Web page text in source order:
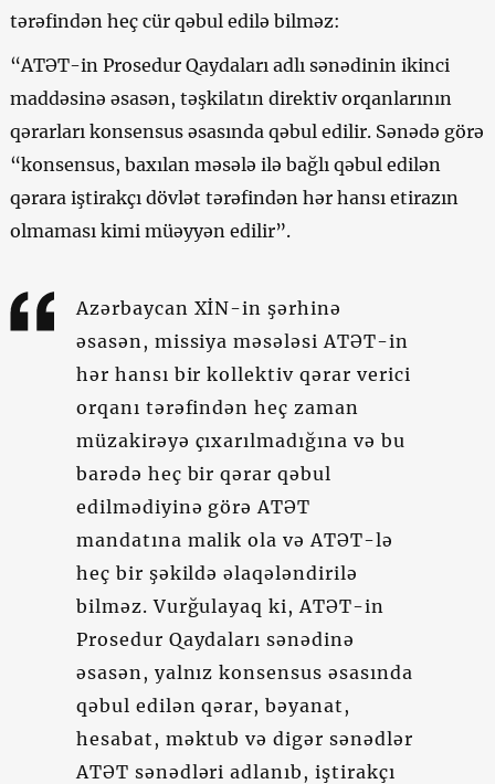
tərəfindən heç cür qəbul edilə bilməz:
“ATƏT-in Prosedur Qaydaları adlı sənədinin ikinci
maddəsinə əsasən, təşkilatın direktiv orqanlarının
qərarları konsensus əsasında qəbul edilir. Sənədə görə
“konsensus, baxılan məsələ ilə bağlı qəbul edilən
qərara iştirakçı dövlət tərəfindən hər hansı etirazın
olmaması kimi müəyyən edilir”.
Azərbaycan XİN-in şərhinə
əsasən, missiya məsələsi ATƏT-in
hər hansı bir kollektiv qərar verici
orqanı tərəfindən heç zaman
müzakirəyə çıxarılmadığına və bu
barədə heç bir qərar qəbul
edilmədiyinə görə ATƏT
mandatına malik ola və ATƏT-lə
heç bir şəkildə əlaqələndirilə
bilməz. Vurğulayaq ki, ATƏT-in
Prosedur Qaydaları sənədinə
əsasən, yalnız konsensus əsasında
qəbul edilən qərar, bəyanat,
hesabat, məktub və digər sənədlər
ATƏT sənədləri adlanıb, iştirakçı